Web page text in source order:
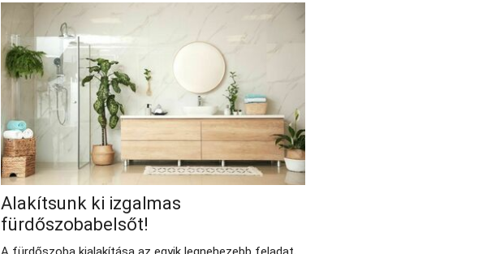
Alakítsunk ki izgalmas
fürdőszobabelsőt!